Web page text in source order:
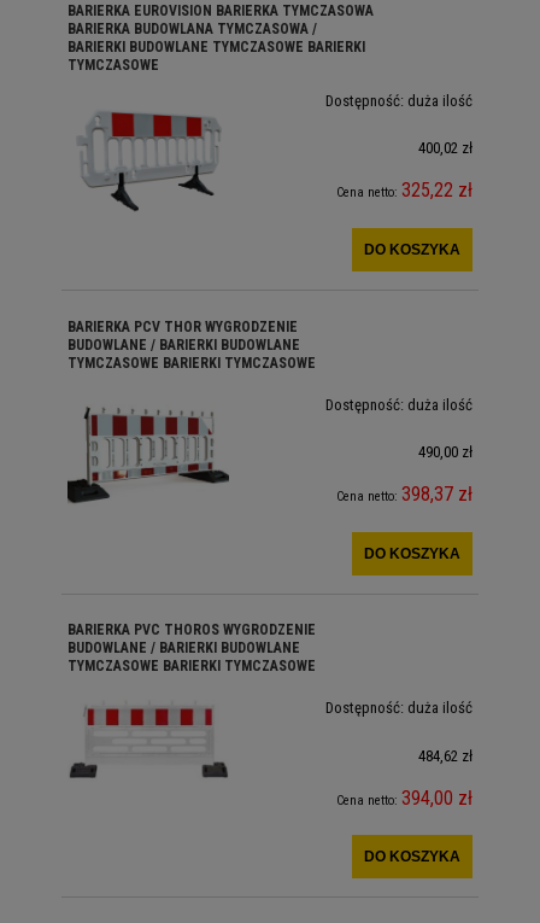
BARIERKA EUROVISION BARIERKA TYMCZASOWA
BARIERKA BUDOWLANA TYMCZASOWA /
BARIERKI BUDOWLANE TYMCZASOWE BARIERKI
TYMCZASOWE
Dostępność: duża ilość
400,02 zł
Cena netto: 325,22 zł
DO KOSZYKA
BARIERKA PCV THOR WYGRODZENIE
BUDOWLANE / BARIERKI BUDOWLANE
TYMCZASOWE BARIERKI TYMCZASOWE
Dostępność: duża ilość
490,00 zł
Cena netto: 398,37 zł
DO KOSZYKA
BARIERKA PVC THOROS WYGRODZENIE
BUDOWLANE / BARIERKI BUDOWLANE
TYMCZASOWE BARIERKI TYMCZASOWE
Dostępność: duża ilość
484,62 zł
Cena netto: 394,00 zł
DO KOSZYKA